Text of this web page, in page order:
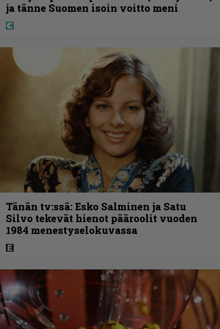
ja tänne Suomen isoin voitto meni
Tänän tv:ssä: Esko Salminen ja Satu
Silvo tekevät hienot pääroolit vuoden
1984 menestyselokuvassa